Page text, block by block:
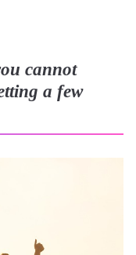
cannot
a few